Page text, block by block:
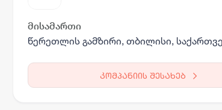
მისამართი
წერეთლის გამზირი, თბილისი,
კომპანიის შესახებ